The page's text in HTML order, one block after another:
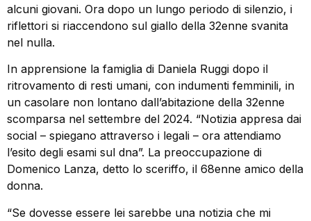
alcuni giovani. Ora dopo un lungo periodo di silenzio, i
riflettori si riaccendono sul giallo della 32enne svanita
nel nulla.
In apprensione la famiglia di Daniela Ruggi dopo il
ritrovamento di resti umani, con indumenti femminili, in
un casolare non lontano dall’abitazione della 32enne
scomparsa nel settembre del 2024. “Notizia appresa dai
social – spiegano attraverso i legali – ora attendiamo
l’esito degli esami sul dna”. La preoccupazione di
Domenico Lanza, detto lo sceriffo, il 68enne amico della
donna.
“Se dovesse essere lei sarebbe una notizia che mi